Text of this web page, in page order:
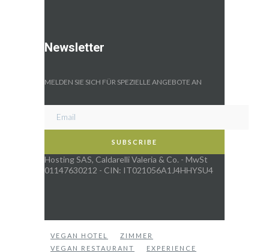
Newsletter
MELDEN SIE SICH FÜR SPEZIELLE ANGEBOTE AN
Hosting SAS, Caldarelli Valeria & Co. - MwSt
01147630212 - CIN: IT021056A1J4HHYSU4
VEGAN HOTEL
ZIMMER
VEGAN RESTAURANT
EXPERIENCE